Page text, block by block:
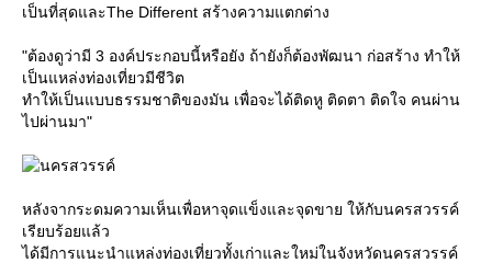
เป็นที่สุดและThe Different สร้างความแตกต่าง
"ต้องดูว่ามี 3 องค์ประกอบนี้หรือยัง ถ้ายังก็ต้องพัฒนา ก่อสร้าง ทำให้
เป็นแหล่งท่องเที่ยวมีชีวิต
ทำให้เป็นแบบธรรมชาติของมัน เพื่อจะได้ติดหู ติดตา ติดใจ คนผ่าน
ไปผ่านมา"
หลังจากระดมความเห็นเพื่อหาจุดแข็งและจุดขาย ให้กับนครสวรรค์
เรียบร้อยแล้ว
ได้มีการแนะนำแหล่งท่องเที่ยวทั้งเก่าและใหม่ในจังหวัดนครสวรรค์